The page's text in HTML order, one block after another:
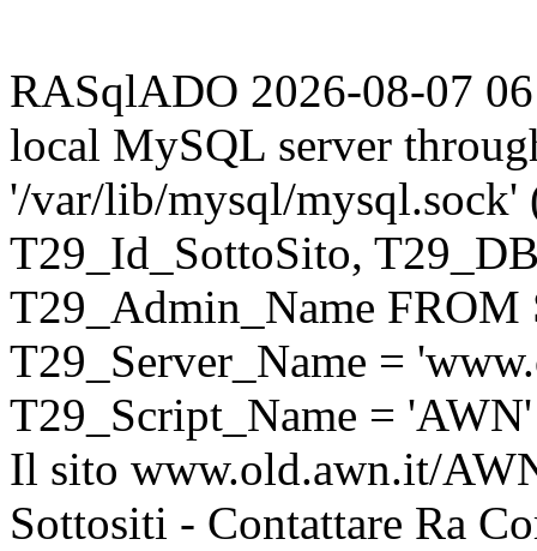
RASqlADO 2026-08-07
local MySQL server
'/var/lib/mysql/mysql.sock'
T29_Id_SottoSito,
T29_Admin_Name
T29_Server_Name =
T29_Script_Name = 'AWN'
Il sito www.old.awn.it/
Sottositi - Contattare Ra